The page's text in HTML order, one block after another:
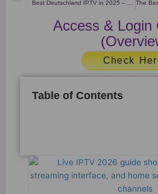
Access & Login
Check
Table of Contents